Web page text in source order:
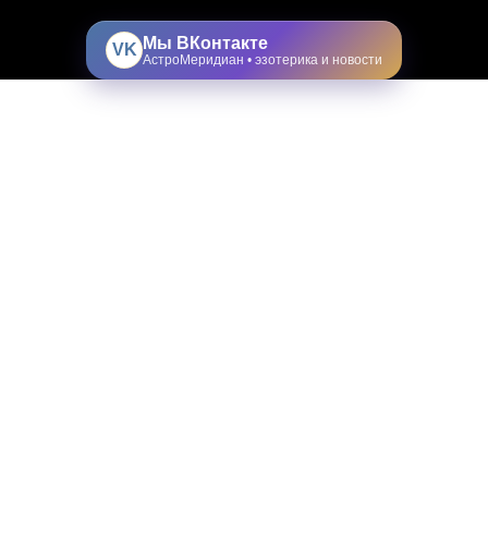
VK Мы ВКонтакте
АстроМеридиан • эзотерика и новости